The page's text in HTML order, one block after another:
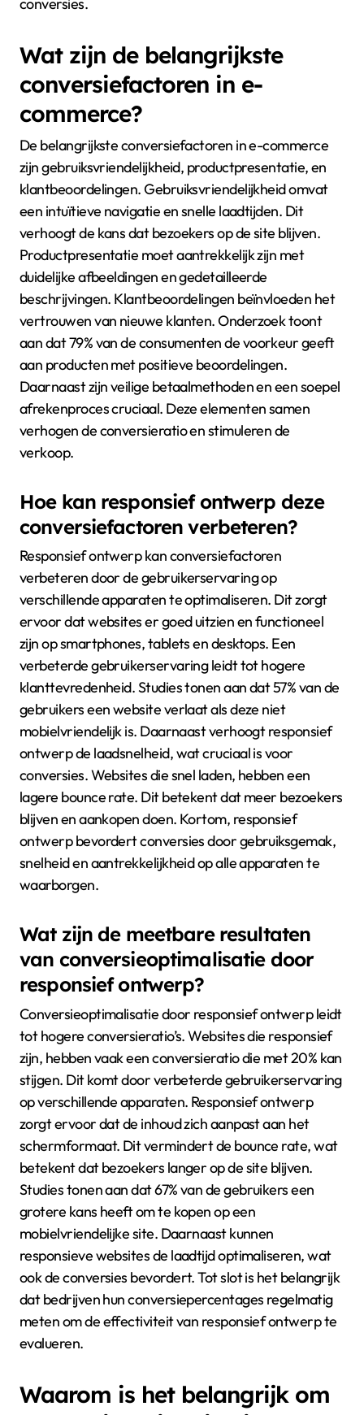
Statistieken tonen aan dat 70% van de consumenten
een mobielvriendelijke website verkiest. Bovendien
vergroot een responsief ontwerp de toegankelijkheid
van producten. Dit resulteert in meer aankopen en
ontwerp toepassen, zien vaak een stijging van 20% in
conversies.
Wat zijn de belangrijkste
conversiefactoren in e-
commerce?
De belangrijkste conversiefactoren in e-commerce
zijn gebruiksvriendelijkheid, productpresentatie, en
klantbeoordelingen. Gebruiksvriendelijkheid omvat
een intuïtieve navigatie en snelle laadtijden. Dit
verhoogt de kans dat bezoekers op de site blijven.
Productpresentatie moet aantrekkelijk zijn met
duidelijke afbeeldingen en gedetailleerde
vertrouwen van nieuwe klanten. Onderzoek toont
aan dat 79% van de consumenten de voorkeur geeft
aan producten met positieve beoordelingen.
Daarnaast zijn veilige betaalmethoden en een soepel
afrekenproces cruciaal. Deze elementen samen
verhogen de conversieratio en stimuleren de
verkoop.
Hoe kan responsief ontwerp deze
conversiefactoren verbeteren?
Responsief ontwerp kan conversiefactoren
verbeteren door de gebruikerservaring op
verschillende apparaten te optimaliseren. Dit zorgt
ervoor dat websites er goed uitzien en functioneel
zijn op smartphones, tablets en desktops. Een
verbeterde gebruikerservaring leidt tot hogere
klanttevredenheid. Studies tonen aan dat 57% van de
gebruikers een website verlaat als deze niet
ontwerp de laadsnelheid, wat cruciaal is voor
conversies. Websites die snel laden, hebben een
lagere bounce rate. Dit betekent dat meer bezoekers
blijven en aankopen doen. Kortom, responsief
ontwerp bevordert conversies door gebruiksgemak,
snelheid en aantrekkelijkheid op alle apparaten te
waarborgen.
Wat zijn de meetbare resultaten
van conversieoptimalisatie door
responsief ontwerp?
Conversieoptimalisatie door responsief ontwerp leidt
tot hogere conversieratio’s. Websites die responsief
zijn, hebben vaak een conversieratio die met 20% kan
stijgen. Dit komt door verbeterde gebruikerservaring
op verschillende apparaten. Responsief ontwerp
zorgt ervoor dat de inhoud zich aanpast aan het
schermformaat. Dit vermindert de bounce rate, wat
betekent dat bezoekers langer op de site blijven.
grotere kans heeft om te kopen op een
mobielvriendelijke site. Daarnaast kunnen